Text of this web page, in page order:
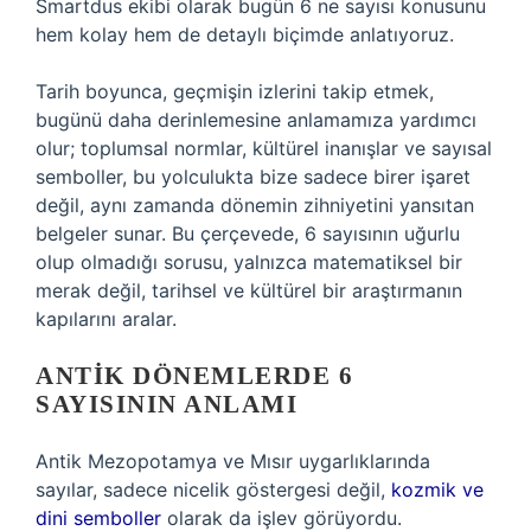
Smartdus ekibi olarak bugün 6 ne sayısı konusunu
hem kolay hem de detaylı biçimde anlatıyoruz.
Tarih boyunca, geçmişin izlerini takip etmek,
bugünü daha derinlemesine anlamamıza yardımcı
olur; toplumsal normlar, kültürel inanışlar ve sayısal
semboller, bu yolculukta bize sadece birer işaret
değil, aynı zamanda dönemin zihniyetini yansıtan
belgeler sunar. Bu çerçevede, 6 sayısının uğurlu
olup olmadığı sorusu, yalnızca matematiksel bir
merak değil, tarihsel ve kültürel bir araştırmanın
kapılarını aralar.
ANTIK DÖNEMLERDE 6
SAYISININ ANLAMI
Antik Mezopotamya ve Mısır uygarlıklarında
sayılar, sadece nicelik göstergesi değil, kozmik ve
dini semboller olarak da işlev görüyordu.